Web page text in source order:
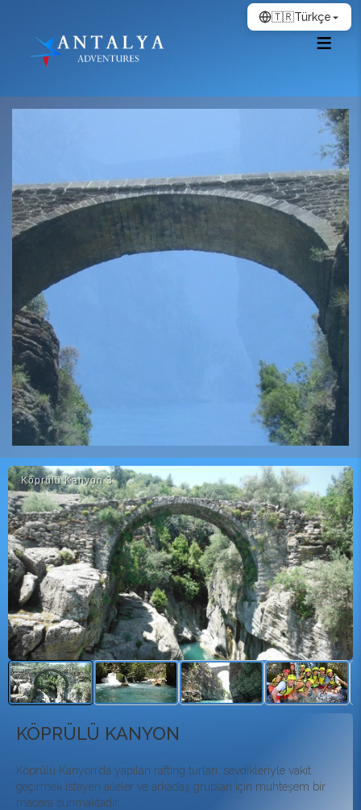
Köprülü Kanyon 3
KÖPRÜLÜ KANYON
Köprülü Kanyon'da yapılan rafting turları, sevdikleriyle vakit
geçirmek isteyen aileler ve arkadaş grupları için muhteşem bir
macera sunmaktadır.
🇹🇷Türkçe